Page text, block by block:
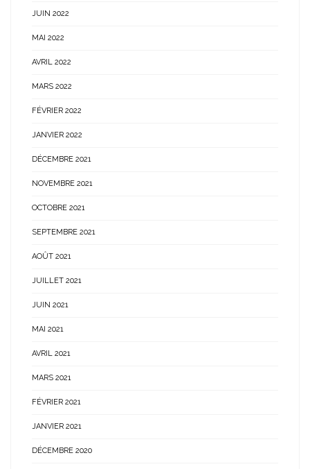
JUIN 2022
MAI 2022
AVRIL 2022
MARS 2022
FÉVRIER 2022
JANVIER 2022
DÉCEMBRE 2021
NOVEMBRE 2021
OCTOBRE 2021
SEPTEMBRE 2021
AOÛT 2021
JUILLET 2021
JUIN 2021
MAI 2021
AVRIL 2021
MARS 2021
FÉVRIER 2021
JANVIER 2021
DÉCEMBRE 2020